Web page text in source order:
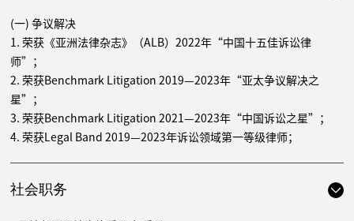
代表北京首都国际投资管理有限公司处理其与安达新世纪公司限制股
东权利纠纷案（该案系国内首例法院判决限制未出资股东之股东权利
的案例，入选最高人民法院典型案例）
连续十年担任日立建机（全球领先的工程机械制造企业）法律顾问至
今，处理因其产品和售后服务引发的在中纪委、国家信访局、国家质
检总局进行的群体性上访事件及全国20多件机器质量诉讼及合规案
件（与机器质量相关），担任项目总协调合伙人
代表山东一家知名医药企业（市值数百亿元人民币），处理公司股东
及董事各方内部控制权纠纷及系列境内外股权争议诉讼案件及公司控
(一) 争议解决
1. 荣获《亚洲法律杂志》（ALB）2022年“中国十五佳诉讼律
师”；
2. 荣获Benchmark Litigation 2019—2023年“亚太争议解决之
星”；
3. 荣获Benchmark Litigation 2021—2023年“中国诉讼之星”；
4. 荣获Legal Band 2019—2023年诉讼领域第一等级律师；
社会职务